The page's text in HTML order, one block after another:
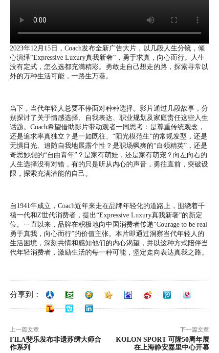
2023年12月15日，Coach发布全新广告大片，以几段人生分镜，倾
心演绎“Expressive Luxury真我新奢”，勇于求真，向心而行。人生
没有定式，怎么选都充满精彩。勇敢走自己想走的路，探索寻常以
外的万种生活可能，一路生万巷。
当下，当代年轻人总要不停面对种种选择。影片通过几段故事，分
别探讨了关于情感选择、自我表达、职业规划及家庭责任这些人生
话题。Coach希望借助影片带动观者一同思考：是尊重传统观念，
还是追求率真独立？是一如既往、“阳光模范生”的常规发型，还是
无惧目光、追随自我地展露个性？是职场飒爽的“白领精英”，还是
奇思妙想的“自由青年”？是家有萌娃，还是家有萌宠？向左向右的
人生选择没有对错，有的只是听从内心的声音，勇往直前，突破设
限，探索充满潜能的自己。
自1941年成立，Coach近年来走在品牌年轻化的道路上，围绕着千
禧一代和Z世代消费者，提出“Expressive Luxury真我新奢”的新定
位。一直以来，品牌在积极地向中国消费者传递“Courage to be real
勇于真我，向心而行”的价值主张。本片即通过洞察当代年轻人的
生活困境，深刻共情和感知他们的内心渴望，并以这种方式陪伴当
代年轻消费者，激励生活的每一种可能，坚定走向表达真我之路。
分享到：
上一篇文章
FILA斐乐发布非遗苏绣大师合
作系列
下一篇文章
KOLON SPORT 可隆50周年展
在上海静安嘉里中心开幕